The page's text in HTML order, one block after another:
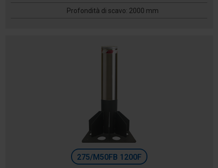
Profondità di scavo: 2000 mm
275/M50FB 1200F